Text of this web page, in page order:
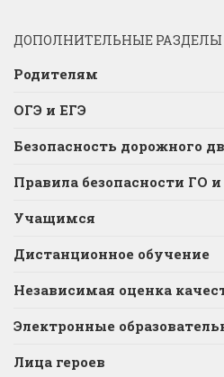
ДОПОЛНИТЕЛЬНЫЕ РАЗДЕЛЫ
Родителям
ОГЭ и ЕГЭ
Безопасность дорожного
Правила безопасности ГО
Учащимся
Дистанционное обучение
Независимая оценка
Электронные
Лица героев